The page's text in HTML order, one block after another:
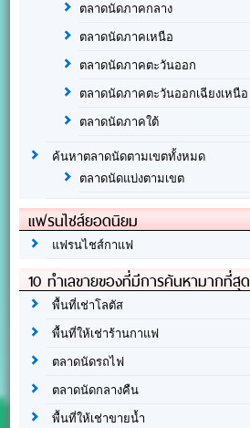
ตลาดนัดภาคกลาง
ตลาดนัดภาคเหนือ
ตลาดนัดภาคตะวันออก
ตลาดนัดภาคตะวันออกเฉียงเหนือ
ตลาดนัดภาคใต้
ค้นหาตลาดนัดตามเขตทั้งหมด
ตลาดนัดแบ่งตามเขต
แฟรนไชส์ยอดนิยม
แฟรนไชส์กาแฟ
10 ทำเลขายของที่มีการค้นหามากที่สุด
พื้นที่เช่าโลตัส
พื้นที่ให้เช่าร้านกาแฟ
ตลาดนัดรถไฟ
ตลาดนัดกลางคืน
พื้นที่ให้เช่าขายน้ำ